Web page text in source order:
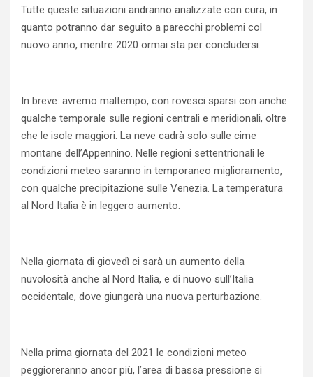
Tutte queste situazioni andranno analizzate con cura, in
quanto potranno dar seguito a parecchi problemi col
nuovo anno, mentre 2020 ormai sta per concludersi.
In breve: avremo maltempo, con rovesci sparsi con anche
qualche temporale sulle regioni centrali e meridionali, oltre
che le isole maggiori. La neve cadrà solo sulle cime
montane dell’Appennino. Nelle regioni settentrionali le
condizioni meteo saranno in temporaneo miglioramento,
con qualche precipitazione sulle Venezia. La temperatura
al Nord Italia è in leggero aumento.
Nella giornata di giovedì ci sarà un aumento della
nuvolosità anche al Nord Italia, e di nuovo sull’Italia
occidentale, dove giungerà una nuova perturbazione.
Nella prima giornata del 2021 le condizioni meteo
peggioreranno ancor più, l’area di bassa pressione si